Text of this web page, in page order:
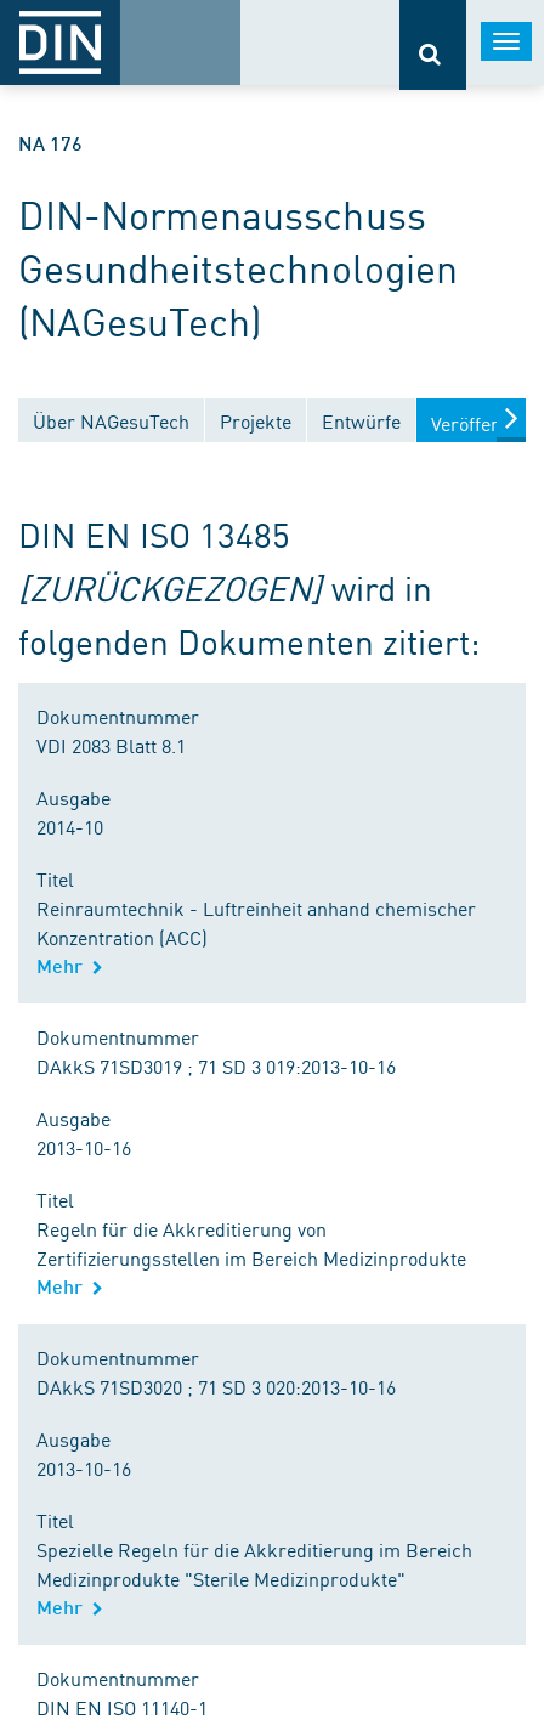
NA 176
DIN-Normenausschuss
Gesundheitstechnologien
(NAGesuTech)
Über NAGesuTech Projekte Entwürfe
DIN EN ISO 13485
[ZURÜCKGEZOGEN]wird in
folgenden Dokumenten zitiert:
Dokumentnummer
VDI 2083 Blatt 8.1
Ausgabe
2014-10
Titel
Reinraumtechnik - Luftreinheit anhand chemischer
Konzentration (ACC)
Mehr
Dokumentnummer
DAkkS 71SD3019 ; 71 SD 3 019:2013-10-16
Ausgabe
2013-10-16
Titel
Regeln für die Akkreditierung von
Zertifizierungsstellen im Bereich Medizinprodukte
Mehr
Dokumentnummer
DAkkS 71SD3020 ; 71 SD 3 020:2013-10-16
Ausgabe
2013-10-16
Titel
Spezielle Regeln für die Akkreditierung im Bereich
Medizinprodukte "Sterile Medizinprodukte"
Mehr
Dokumentnummer
DIN EN ISO 11140-1